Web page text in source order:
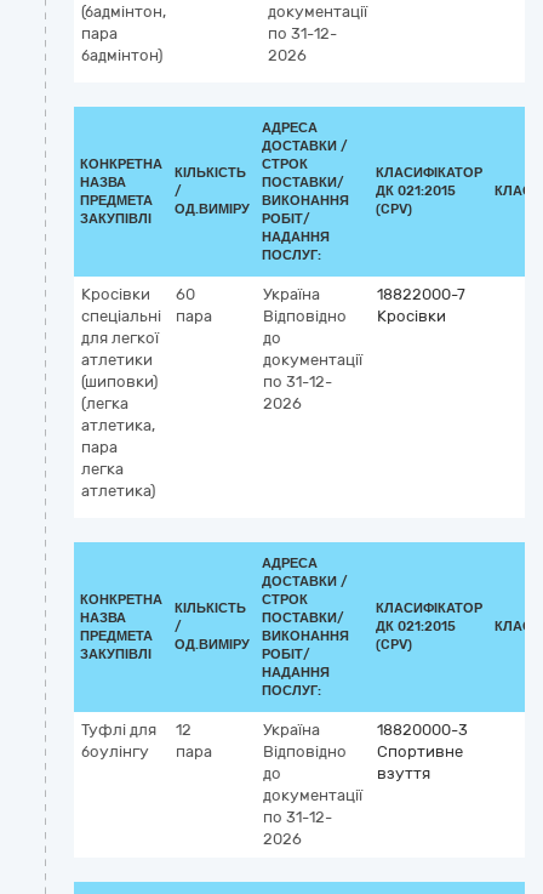
(бадмінтон,
пара
бадмінтон)
документації
по 31-12-
2026
КОНКРЕТНА
НАЗВА
ПРЕДМЕТА
ЗАКУПІВЛІ
КІЛЬКІСТЬ
/
ОД.ВИМІРУ
АДРЕСА
ДОСТАВКИ /
СТРОК
ПОСТАВКИ/
ВИКОНАННЯ
РОБІТ/
НАДАННЯ
ПОСЛУГ:
КЛАСИФІКАТОР
ДК 021:2015
(CPV)
Кросівки
спеціальні
для легкої
атлетики
(шиповки)
(легка
атлетика,
пара
легка
атлетика)
60
пара
Україна
Відповідно
до
документації
по 31-12-
2026
18822000-7
Кросівки
КОНКРЕТНА
НАЗВА
ПРЕДМЕТА
ЗАКУПІВЛІ
КІЛЬКІСТЬ
/
ОД.ВИМІРУ
АДРЕСА
ДОСТАВКИ /
СТРОК
ПОСТАВКИ/
ВИКОНАННЯ
РОБІТ/
НАДАННЯ
ПОСЛУГ:
КЛАСИФІКАТОР
ДК 021:2015
(CPV)
Туфлі для
боулінгу
12
пара
Україна
Відповідно
до
документації
по 31-12-
2026
18820000-3
Спортивне
взуття